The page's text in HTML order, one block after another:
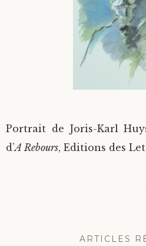
Langues étrangères
Portrait de Joris-Karl
d’A Rebours, Editions des
ARTICLES